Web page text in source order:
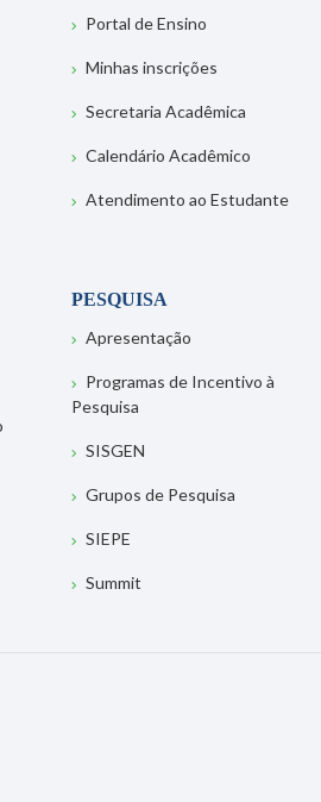
Portal de Ensino
Minhas inscrições
Secretaria Acadêmica
Calendário Acadêmico
Atendimento ao Estudante
PESQUISA
Apresentação
Programas de Incentivo à
Pesquisa
SISGEN
Grupos de Pesquisa
SIEPE
Summit